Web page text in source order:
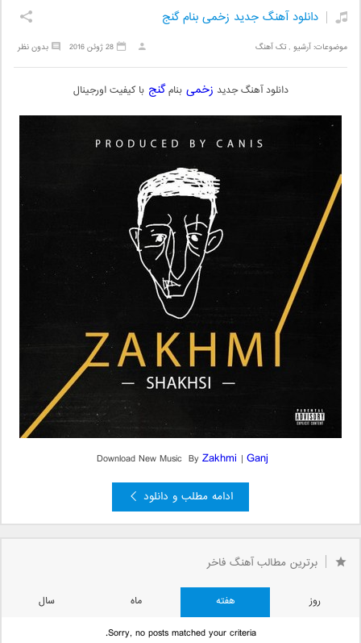
دانلود آهنگ جدید زخمی بنام گنج
موضوعات:آرشیو ,تک آهنگ بدون نظر 28 ژوئن 2016
دانلود آهنگ جدید زخمیبنامگنجبا کیفیت اورجینال
Download New Music ByZakhmi | Ganj
ادامه مطلب و دانلود
برترین مطالب آهنگ فاخر
روز هفته ماه
سال
Sorry, no posts matched your criteria.